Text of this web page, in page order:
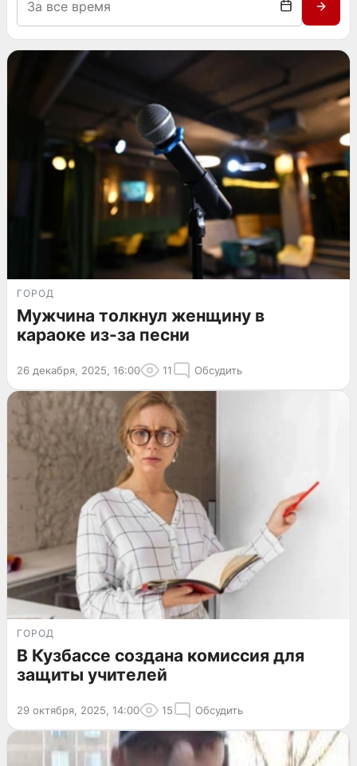
ГОРОД
Мужчина толкнул женщину в
караоке из-за песни
26 декабря, 2025, 16:00 11 Обсудить
ГОРОД
В Кузбассе создана комиссия для
защиты учителей
29 октября, 2025, 14:00 15 Обсудить